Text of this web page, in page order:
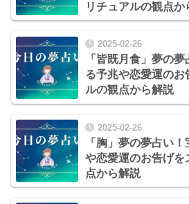
リチュアルの観点か
2025-02-26
「皆既月食」夢の
る予兆や恋愛運の
ルの観点から解説
2025-02-26
「胸」夢の夢占い
や恋愛運のお告げを
点から解説